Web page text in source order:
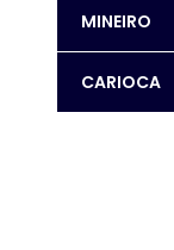
MINEIRO
CARIOCA